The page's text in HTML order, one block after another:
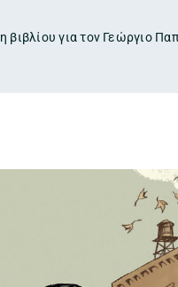
βιβλίου για τον Γεώργιο